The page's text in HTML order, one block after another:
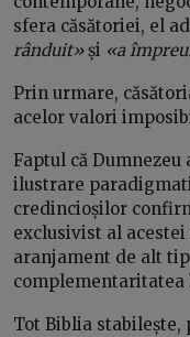
sfera căsătoriei, el
rânduit»și «a
Prin urmare,
acelor valori
Faptul că Dumnezeu
ilustrare
credincioșilor
exclusivist al
aranjament de alt
complementaritatea
Tot Biblia